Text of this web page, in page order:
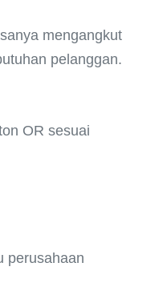
mengangkut
pelanggan.
OR sesuai
perusahaan